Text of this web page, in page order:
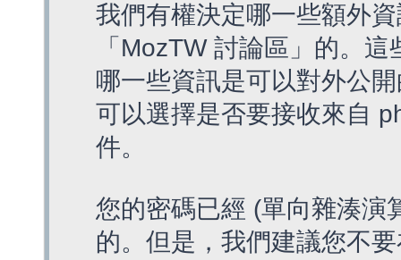
我們有權決定哪一些額外
「MozTW 討論區」的。
哪一些資訊是可以對外公
可以選擇是否要接收來自
件。
您的密碼已經 (單向雜湊演
的。但是，我們建議您不